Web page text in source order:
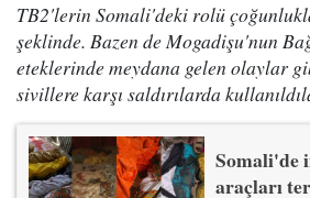
TB2'lerin Somali'deki rolü
şeklinde. Bazen de Mogadişu'nun
eteklerinde meydana gelen olaylar
sivillere karşı saldırılarda
Somali'de
araçları